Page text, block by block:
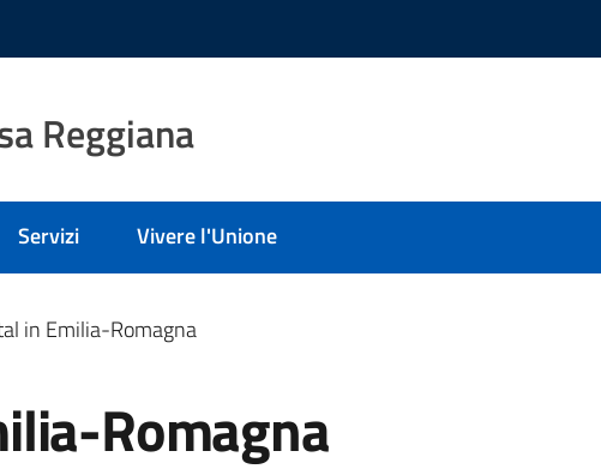
Reggiana
Servizi Vivere l'Unione
in Emilia-Romagna
Romagna